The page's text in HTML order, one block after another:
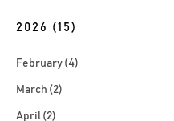
2026 (15)
February (4)
March (2)
April (2)